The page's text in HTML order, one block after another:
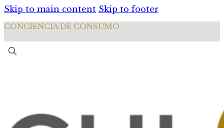
Skip to main content Skip to footer
CONCIENCIA DE CONSUMO